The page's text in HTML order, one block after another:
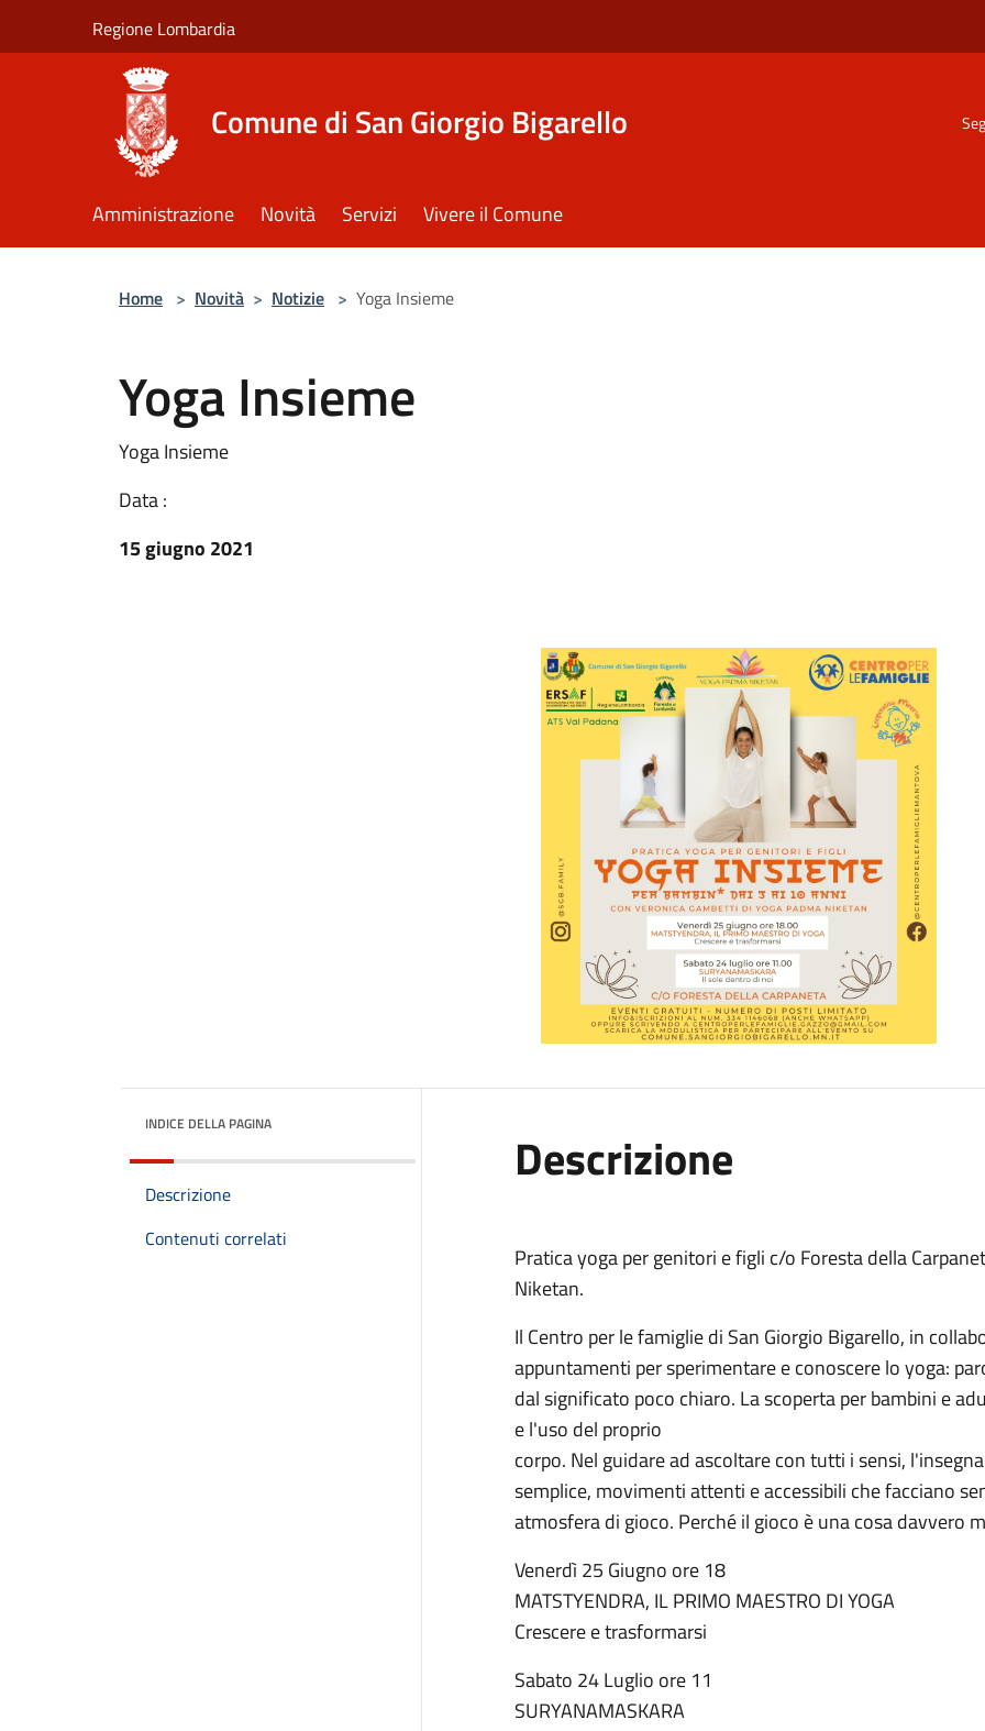
Regione Lombardia
Comune di San Giorgio Bigarello
Amministrazione Novità Servizi Vivere il Comune
Home > Novità > Notizie > Yoga Insieme
Yoga Insieme
Yoga Insieme
Data :
15 giugno 2021
INDICE DELLA PAGINA
Descrizione
Contenuti correlati
Descrizione
Pratica yoga per genitori e figli c/o Foresta della
Niketan.
Il Centro per le famiglie di San Giorgio Bigarello, in
appuntamenti per sperimentare e conoscere lo yoga:
dal significato poco chiaro. La scoperta per bambini e
e l'uso del proprio
corpo. Nel guidare ad ascoltare con tutti i sensi,
semplice, movimenti attenti e accessibili che facciano
atmosfera di gioco. Perché il gioco è una cosa davvero
Venerdì 25 Giugno ore 18
MATSTYENDRA, IL PRIMO MAESTRO DI YOGA
Crescere e trasformarsi
Sabato 24 Luglio ore 11
SURYANAMASKARA